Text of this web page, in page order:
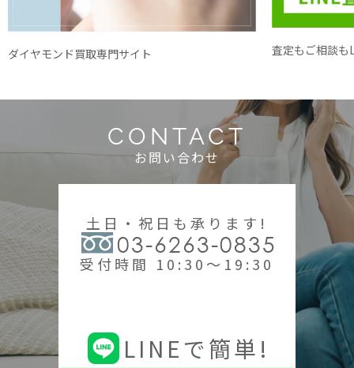
ダイヤモンド買取専門サイト 査定もご相談も
CONTACT
お問い合わせ
土日・祝日も承ります!
03-6263-0835
受付時間 10:30～19:30
LINEで簡単!